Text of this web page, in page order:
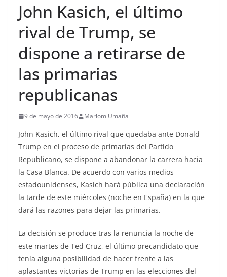
John Kasich, el último
rival de Trump, se
dispone a retirarse de
las primarias
republicanas
9 de mayo de 2016 Marlom Umaña
John Kasich, el último rival que quedaba ante Donald
Trump en el proceso de primarias del Partido
Republicano, se dispone a abandonar la carrera hacia
la Casa Blanca. De acuerdo con varios medios
estadounidenses, Kasich hará pública una declaración
la tarde de este miércoles (noche en España) en la que
dará las razones para dejar las primarias.
La decisión se produce tras la renuncia la noche de
este martes de Ted Cruz, el último precandidato que
tenía alguna posibilidad de hacer frente a las
aplastantes victorias de Trump en las elecciones del